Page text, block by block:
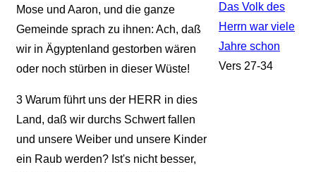
Mose und Aaron, und die ganze
Gemeinde sprach zu ihnen: Ach, daß
wir in Ägyptenland gestorben wären
oder noch stürben in dieser Wüste!
3Warum führt uns der HERR in dies
Land, daß wir durchs Schwert fallen
und unsere Weiber und unsere Kinder
ein Raub werden? Ist's nicht besser,
Das Volk des
Herrn war viele
Jahre schon
Vers 27-34